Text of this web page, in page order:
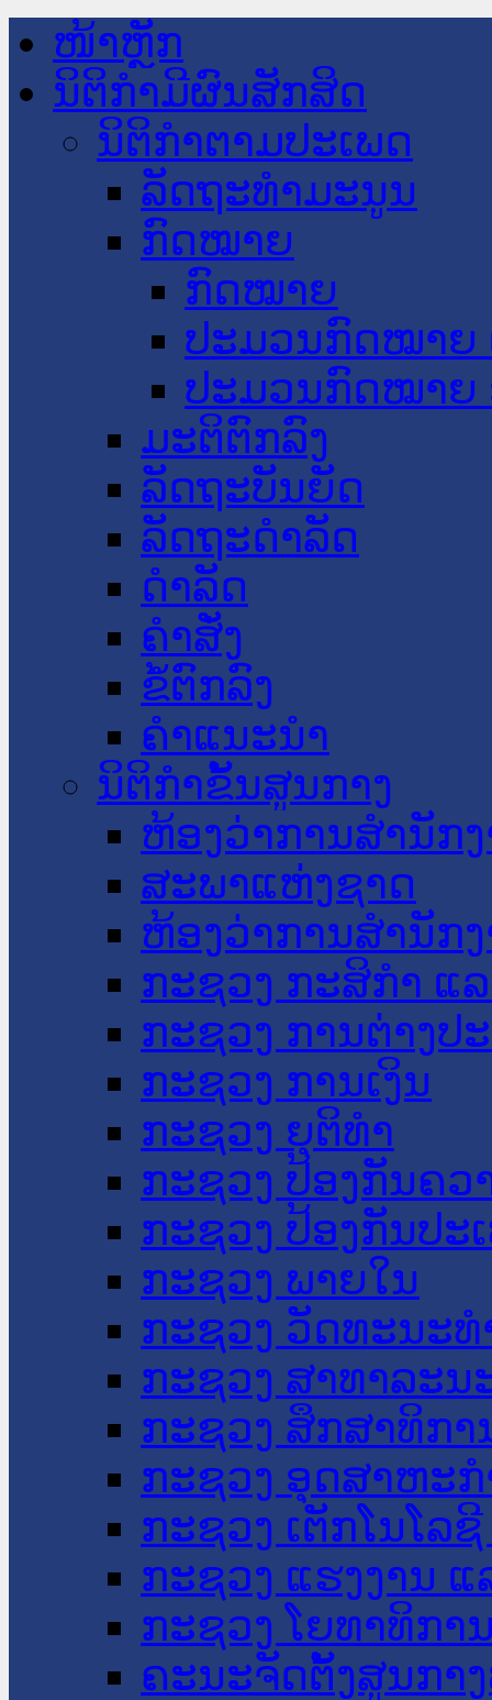
ໜ້າຫຼັກ
ນິຕິກໍາມີຜົນສັກສິດ
ນິຕິກໍາຕາມປະເພດ
ລັດຖະທໍາມະນູນ
ກົດໝາຍ
ກົດໝາຍ
ປະມວນກົດໝາຍ
ປະມວນກົດໝາຍ
ມະຕິຕົກລົງ
ລັດຖະບັນຍັດ
ລັດຖະດໍາລັດ
ດໍາລັດ
ຄໍາສັ່ງ
ຂໍ້ຕົກລົງ
ຄໍາແນະນໍາ
ນິຕິກໍາຂັ້ນສູນກາງ
ຫ້ອງວ່າການສໍານັກ
ສະພາແຫ່ງຊາດ
ຫ້ອງວ່າການສຳນັກ
ກະຊວງ ກະສິກຳ ແ
ກະຊວງ ການຕ່າງປ
ກະຊວງ ການເງິນ
ກະຊວງ ຍຸຕິທໍາ
ກະຊວງ ປ້ອງກັນຄວ
ກະຊວງ ປ້ອງກັນປະ
ກະຊວງ ພາຍໃນ
ກະຊວງ ວັດທະນະ
ກະຊວງ ສາທາລະນ
ກະຊວງ ສຶກສາທິກາ
ກະຊວງ ອຸດສາຫະ
ກະຊວງ ເຕັກໂນໂລ
ກະຊວງ ແຮງງານ
ກະຊວງ ໂຍທາທິກາ
ຄະນະຈັດຕັ້ງສູນກາ